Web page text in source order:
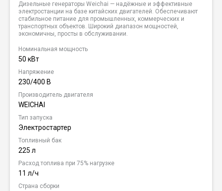
Дизельные генераторы Weichai — надёжные и эффективные
электростанции на базе китайских двигателей. Обеспечивают
стабильное питание для промышленных, коммерческих и
транспортных объектов. Широкий диапазон мощностей,
экономичны, просты в обслуживании.
Номинальная мощность
50 кВт
Напряжение
230/400 В
Производитель двигателя
WEICHAI
Тип запуска
Электростартер
Топливный бак
225 л
Расход топлива при 75% нагрузке
11 л/ч
Страна сборки